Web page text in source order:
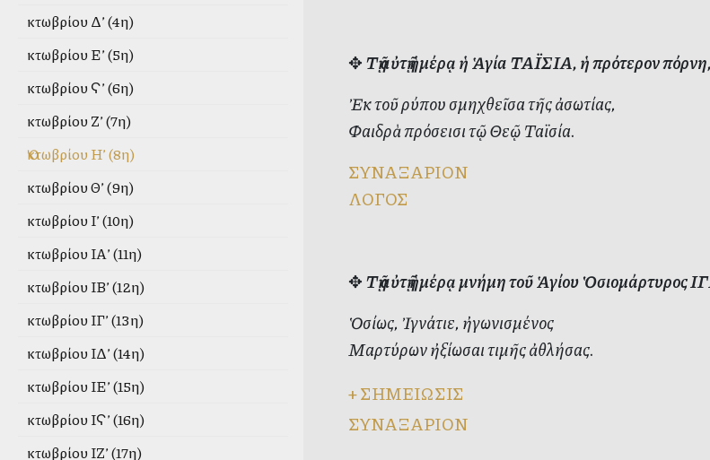
Ὀκτωβρίου Δ’ (4η)
Ὀκτωβρίου Ε’ (5η)
Ὀκτωβρίου Ϛ’ (6η)
Ὀκτωβρίου Ζ’ (7η)
Ὀκτωβρίου Η’ (8η)
Ὀκτωβρίου Θ’ (9η)
Ὀκτωβρίου Ι’ (10η)
Ὀκτωβρίου ΙΑ’ (11η)
Ὀκτωβρίου ΙΒ’ (12η)
Ὀκτωβρίου ΙΓ’ (13η)
Ὀκτωβρίου ΙΔ’ (14η)
Ὀκτωβρίου ΙΕ’ (15η)
Ὀκτωβρίου ΙϚ’ (16η)
Ὀκτωβρίου ΙΖ’ (17η)
✥Τῇ αὐτῇ ἡμέρᾳ ἡ Ἁγία ΤΑΪΣΙΑ, ἡ πρότερον πόρνη,
Ἐκ τοῦ ρύπου σμηχθεῖσα τῆς ἀσωτίας,
Φαιδρὰ πρόσεισι τῷ Θεῷ Ταϊσία.
ΣΥΝΑΞΑΡΙΟΝ
ΛΟΓΟΣ
✥Τῇ αὐτῇ ἡμέρᾳ μνήμη τοῦ Ἁγίου Ὁσιομάρτυρος
Ὁσίως, Ἰγνάτιε, ἠγωνισμένος
Μαρτύρων ἠξίωσαι τιμῆς ἀθλήσας.
+ΣΗΜΕΙΩΣΙΣ
ΣΥΝΑΞΑΡΙΟΝ